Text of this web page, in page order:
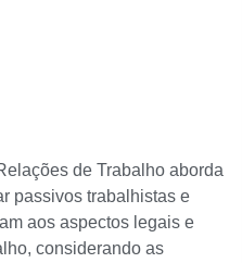
de Trabalho aborda
passivos trabalhistas e
aos aspectos legais e
considerando as